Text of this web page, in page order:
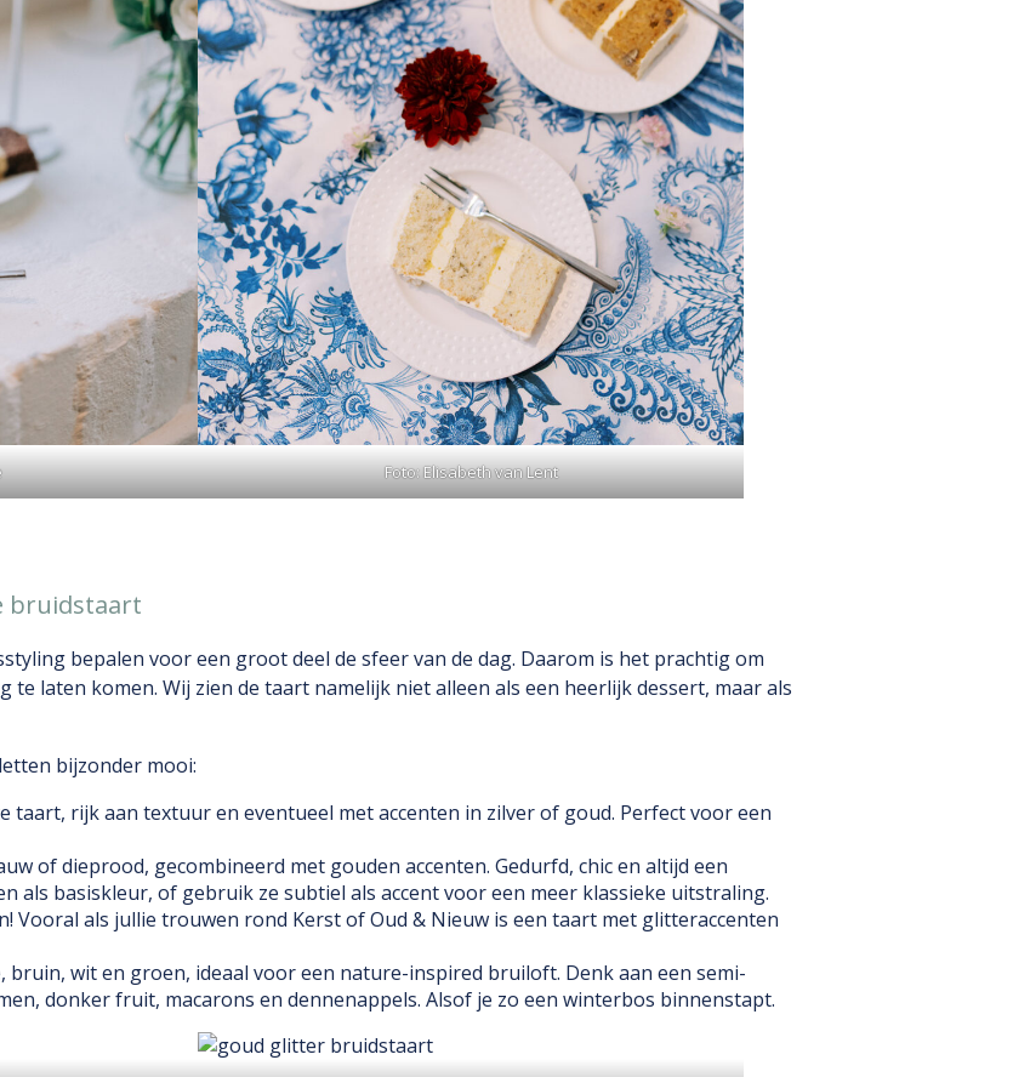
Foto: Elisabeth van Lent
bruidstaart
bepalen voor een groot deel de sfeer van de dag. Daarom is het prachtig om
laten komen. Wij zien de taart namelijk niet alleen als een heerlijk dessert, maar als
bijzonder mooi:
taart, rijk aan textuur en eventueel met accenten in zilver of goud. Perfect voor een
of dieprood, gecombineerd met gouden accenten. Gedurfd, chic en altijd een
als basiskleur, of gebruik ze subtiel als accent voor een meer klassieke uitstraling.
Vooral als jullie trouwen rond Kerst of Oud & Nieuw is een taart met glitteraccenten
bruin, wit en groen, ideaal voor een nature-inspired bruiloft. Denk aan een semi-
donker fruit, macarons en dennenappels. Alsof je zo een winterbos binnenstapt.